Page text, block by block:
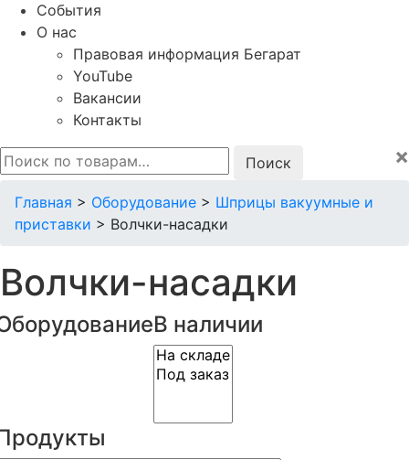
События
О нас
Правовая информация Бегарат
YouTube
Вакансии
Контакты
Искать:
×
Главная > Оборудование > Шприцы вакуумные и
приставки > Волчки-насадки
Волчки-насадки
В наличии